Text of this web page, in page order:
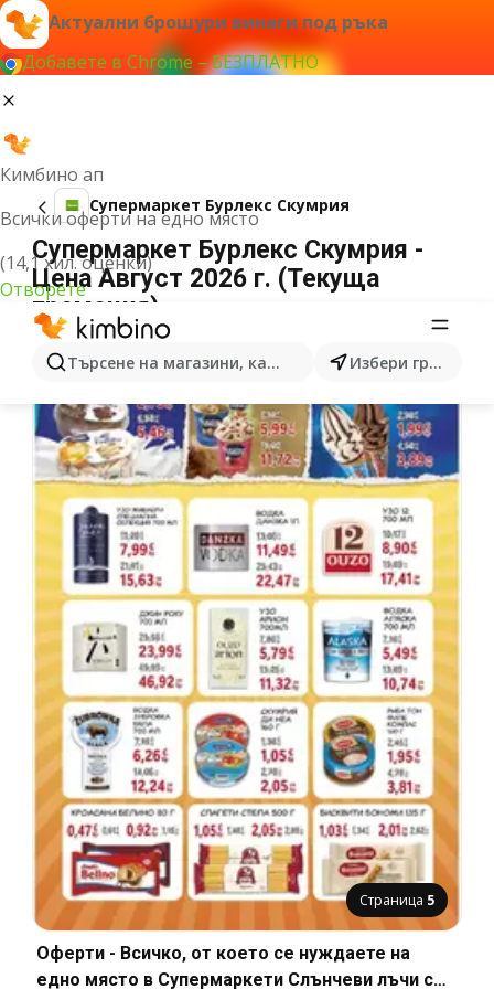
Актуални брошури винаги под ръка
Добавете в Chrome – БЕЗПЛАТНО
Кимбино ап
Всички оферти на едно място
(14,1 хил. оценки)
Отворете
Търсене на магазини, категории, продукти...Избери град
Супермаркет Бурлекс Скумрия
Супермаркет Бурлекс Скумрия -
Цена Август 2026 г. (Текуща
промоция)
Страница 5
Оферти - Всичко, от което се нуждаете на
едно място в Супермаркети Слънчеви лъчи с